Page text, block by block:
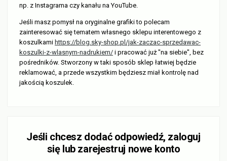
np. z Instagrama czy kanału na YouTube.
Jeśli masz pomysł na oryginalne grafiki to polecam
zainteresować się tematem własnego sklepu interentowego z
koszulkami https://blog.sky-shop.pl/jak-zaczac-sprzedawac-
koszulki-z-wlasnym-nadrukiem/ i pracować już "na siebie", bez
pośredników. Stworzony w taki sposób sklep łatwiej będzie
reklamować, a przede wszystkim będziesz miał kontrolę nad
jakością koszulek.
Jeśli chcesz dodać odpowiedź, zaloguj
się lub zarejestruj nowe konto